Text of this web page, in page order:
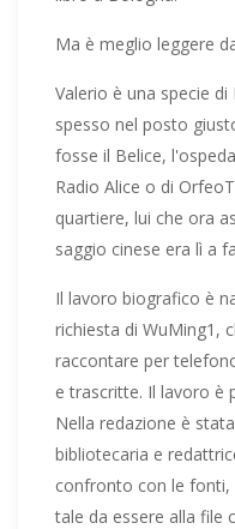
Ma è meglio leggere
Valerio è una specie
spesso nel posto
fosse il Belice,
Radio Alice o di
quartiere, lui che ora
saggio cinese era lì a
Il lavoro biografico è
richiesta di WuMing1,
raccontare per
e trascritte. Il lavoro è
Nella redazione è
bibliotecaria e
confronto con le
tale da essere alla file